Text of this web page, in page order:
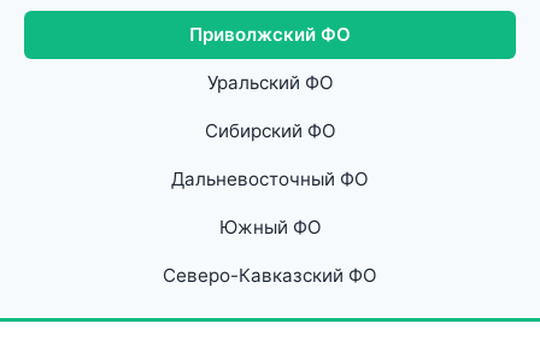
Приволжский ФО
Уральский ФО
Сибирский ФО
Дальневосточный ФО
Южный ФО
Северо-Кавказский ФО